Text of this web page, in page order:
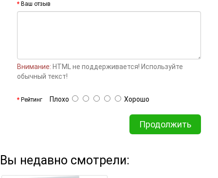
Ваш отзыв
Внимание: HTML не поддерживается! Используйте
обычный текст!
Рейтинг Плохо Хорошо
Продолжить
Вы недавно смотрели: